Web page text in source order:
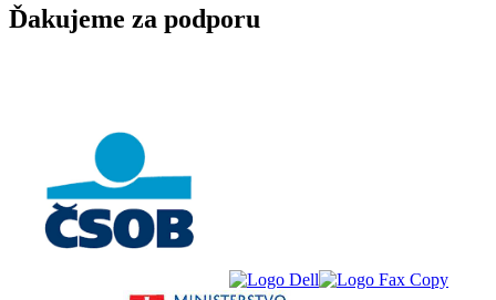
Ďakujeme za podporu